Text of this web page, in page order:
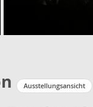
Ausstellungsansicht